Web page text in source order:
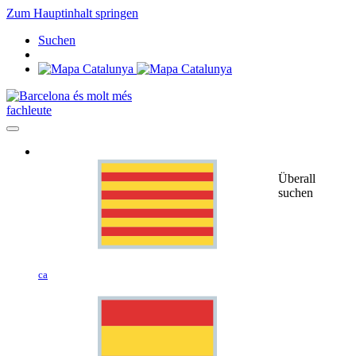
Zum Hauptinhalt springen
Suchen
fachleute
ca
Überall
suchen